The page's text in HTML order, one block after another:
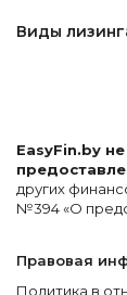
Виды
EasyFin.by
других
№394 «О
Правовая
Политика в